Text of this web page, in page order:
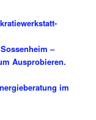
–
Ausprobieren.
im